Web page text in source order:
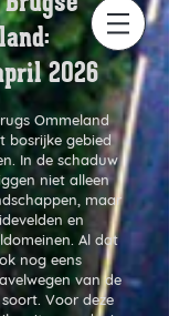
2026
Ommeland
bosrijke gebied
In de schaduw
niet alleen
maar
en
Al dat
nog eens
van de
Voor deze